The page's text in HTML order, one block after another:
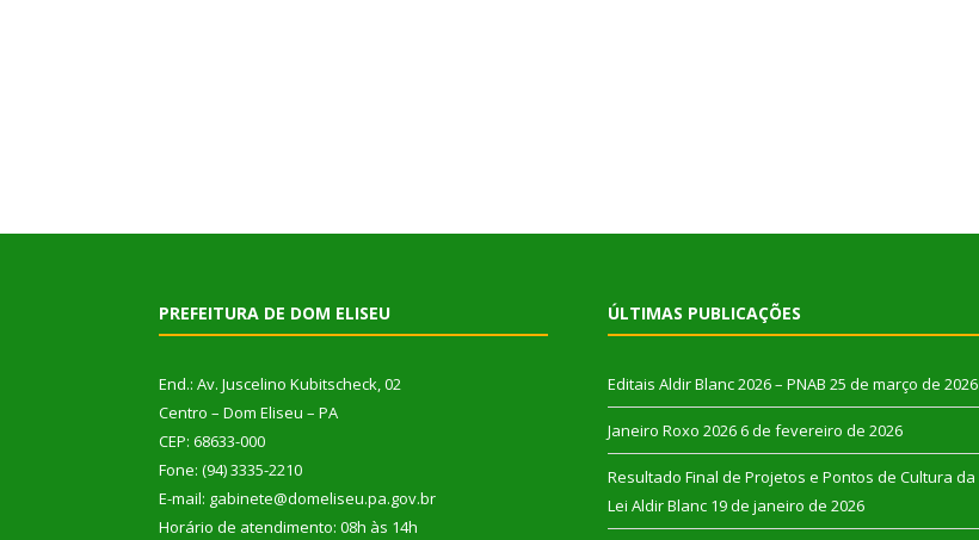
PREFEITURA DE DOM ELISEU
End.: Av. Juscelino Kubitscheck, 02
Centro – Dom Eliseu – PA
CEP: 68633-000
Fone: (94) 3335-2210
E-mail: gabinete@domeliseu.pa.gov.br
Horário de atendimento: 08h às 14h
ÚLTIMAS PUBLICAÇÕES
Editais Aldir Blanc 2026 – PNAB 25 de março de 2026
Janeiro Roxo 2026 6 de fevereiro de 2026
Resultado Final de Projetos e Pontos de Cultura da
Lei Aldir Blanc 19 de janeiro de 2026